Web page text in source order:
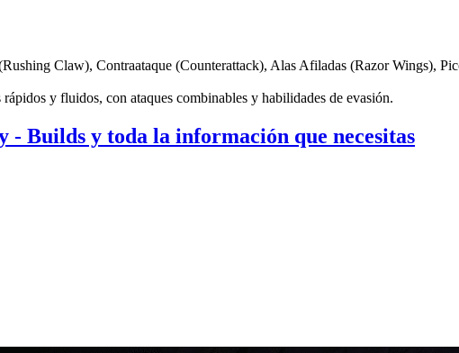
Claw), Contraataque (Counterattack), Alas Afiladas (Razor Wings),
y fluidos, con ataques combinables y habilidades de evasión.
- Builds y toda la información que necesitas